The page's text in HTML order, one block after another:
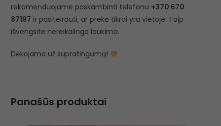
rekomenduojame paskambinti telefonu +370 670
87197 ir pasiteirauti, ar prekė tikrai yra vietoje. Taip
išvengsite nereikalingo laukimo.
Dėkojame už supratingumą!
Panašūs produktai